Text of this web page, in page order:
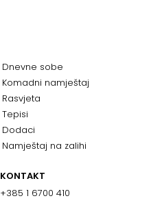
Dnevne sobe
Komadni namještaj
Rasvjeta
Tepisi
Dodaci
Namještaj na zalihi
KONTAKT
+385 1 6700 410